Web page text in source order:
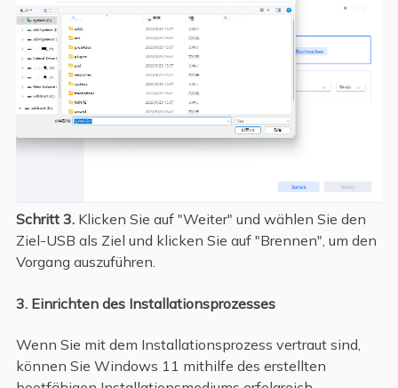
Schritt 3.Klicken Sie auf "Weiter" und wählen Sie den
Ziel-USB als Ziel und klicken Sie auf "Brennen", um den
Vorgang auszuführen.
3. Einrichten des Installationsprozesses
Wenn Sie mit dem Installationsprozess vertraut sind,
können Sie Windows 11 mithilfe des erstellten